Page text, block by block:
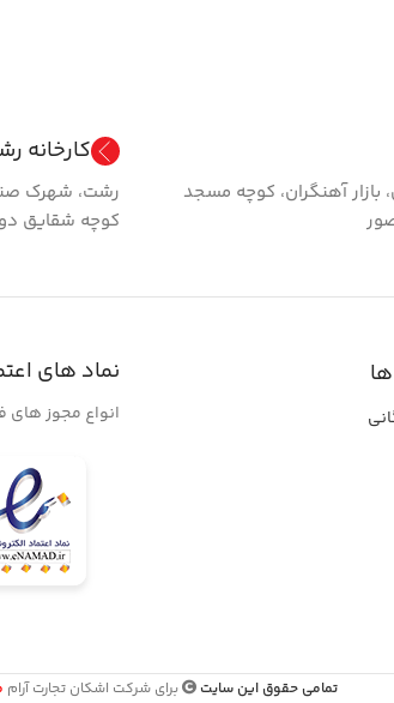
بازار آهنگران، کوچه مسجد
کارخانه
رشت، شهرک
کوچه شقایق دو
نماد های
انواع مجوز های
تمامی حقوق این سایت برای شرکت اشکان تجارت آرام